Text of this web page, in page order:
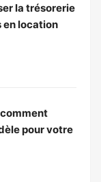
la trésorerie
en location
pour votre